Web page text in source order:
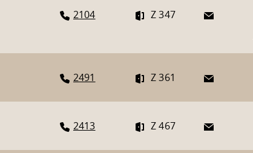
2104 Z 347
2491 Z 361
2413 Z 467